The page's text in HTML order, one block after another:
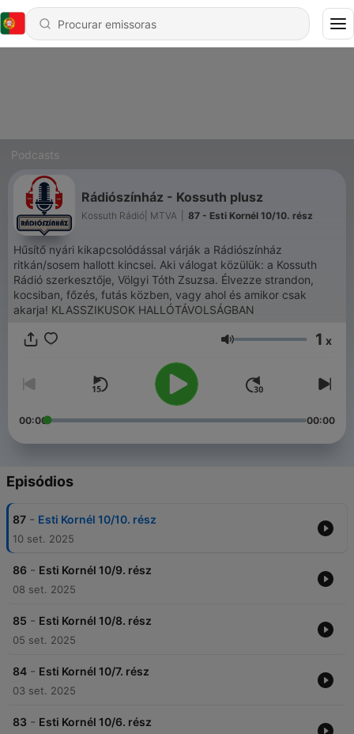
Podcasts
Rádiószínház - Kossuth plusz
Kossuth Rádió| MTVA 87 - Esti Kornél 10/10. rész
Hűsítő nyári kikapcsolódással várják a Rádiószínház
ritkán/sosem hallott kincsei. Aki válogat közülük: a Kossuth
Rádió szerkesztője, Völgyi Tóth Zsuzsa. Élvezze strandon,
kocsiban, főzés, futás közben, vagy ahol és amikor csak
akarja! KLASSZIKUSOK HALLÓTÁVOLSÁGBAN
Volume 1 x
00:00 00:00
Episódios
87 - Esti Kornél 10/10. rész
10 set. 2025
86 - Esti Kornél 10/9. rész
08 set. 2025
85 - Esti Kornél 10/8. rész
05 set. 2025
84 - Esti Kornél 10/7. rész
03 set. 2025
83 - Esti Kornél 10/6. rész